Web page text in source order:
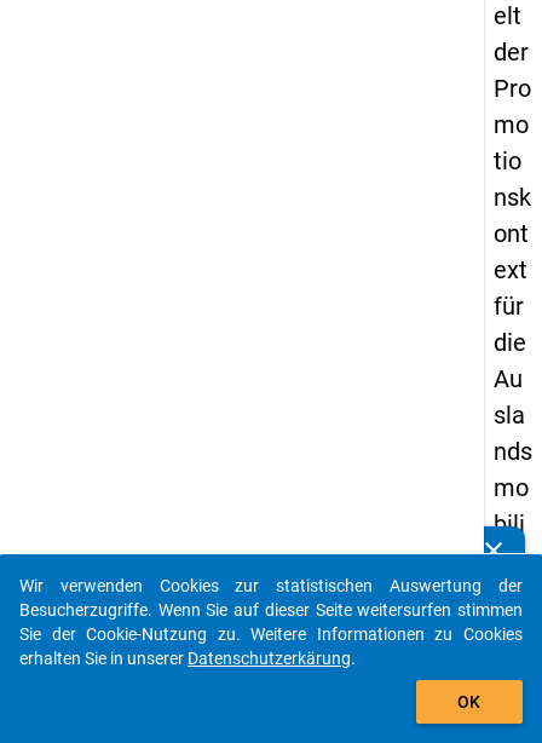
elt
der
Pro
mo
tio
nsk
ont
ext
für
die
Au
sla
nds
mo
bili
tät
von
Pro
clear
Kennen Sie Publikationen, die auf Basis unserer
Datenpakete entstanden sind? Dann teilen Sie uns diese
bitte mit...
auto_stories
Wir verwenden Cookies zur statistischen Auswertung der
Besucherzugriffe. Wenn Sie auf dieser Seite weitersurfen stimmen
Sie der Cookie-Nutzung zu. Weitere Informationen zu Cookies
erhalten Sie in unserer Datenschutzerkärung.
OK